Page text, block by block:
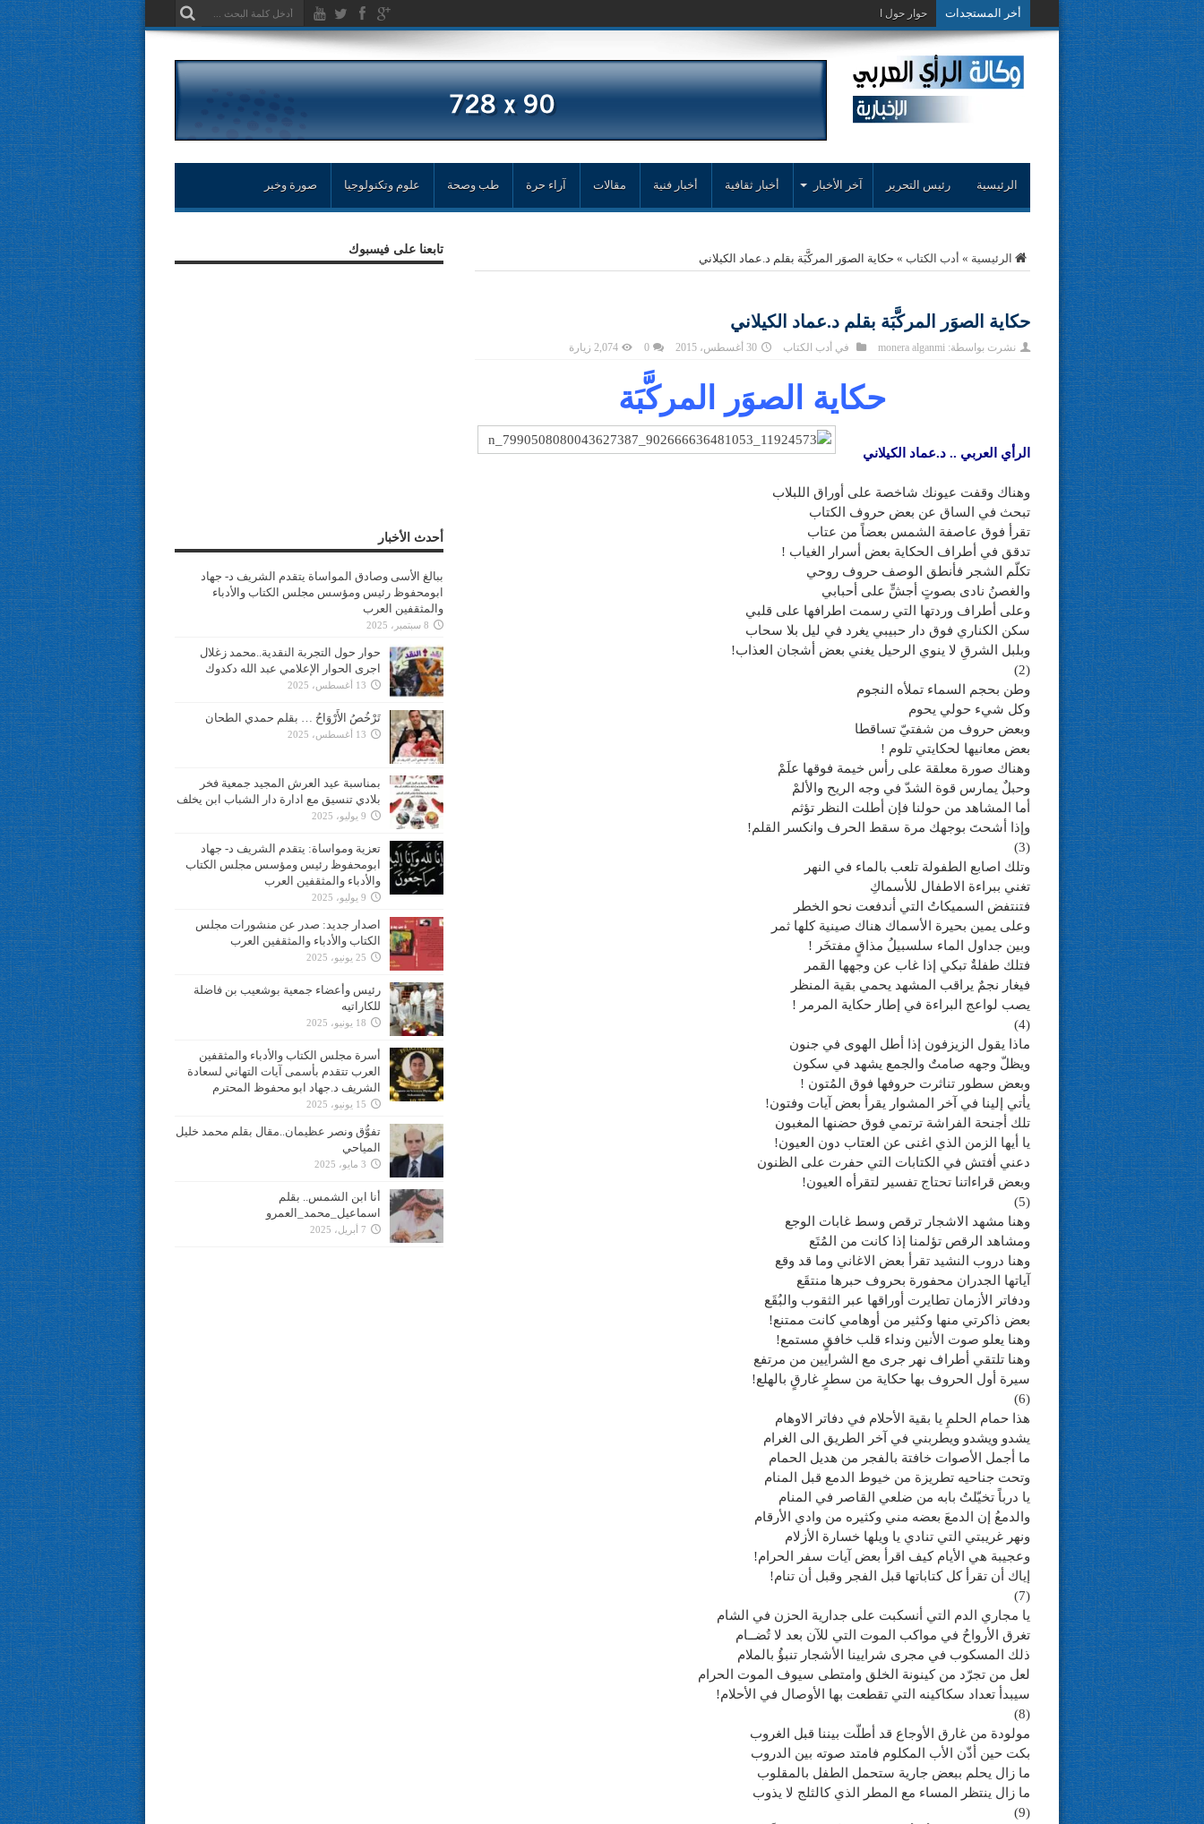
أخر المستجدات حوار حول التجربة النقدية..مح
الرئيسية رئيس التحرير آخر الأخبار أخبار ثقافية أخبار فنية مقالات آراء حرة طب وصحة علوم وتكنولوجيا صورة وخبر
الرئيسية » أدب الكتاب » حكاية الصوَر المركَّبَة بقلم د.عماد الكيلاني
حكاية الصوَر المركَّبَة بقلم د.عماد الكيلاني
نشرت بواسطة:monera alganmi في أدب الكتاب 30 أغسطس، 2015 0 2,074 زيارة
حكاية الصوَر المركَّبَة
الرأي العربي .. د.عماد الكيلاني
وهناك وقفت عيونك شاخصة على أوراق اللبلاب
تبحث في الساق عن بعض حروف الكتاب
تقرأ فوق عاصفة الشمس بعضاً من عتاب
تدقق في أطراف الحكاية بعض أسرار الغياب !
تكلّم الشجر فأنطق الوصف حروف روحي
والغصنُ نادى بصوتٍ أجشٍّ على أحبابي
وعلى أطراف وردتها التي رسمت اطرافها على قلبي
سكن الكناري فوق دار حبيبي يغرد في ليل بلا سحاب
وبلبل الشرقِ لا ينوي الرحيل يغني بعض أشجان العذاب!
(2)
وطن بحجم السماء تملأه النجوم
وكل شيء حولي يحوم
وبعض حروف من شفتيّ تساقطا
بعض معانيها لحكايتي تلوم !
وهناك صورة معلقة على رأس خيمة فوقها علَمْ
وحبلٌ يمارس قوة الشدّ في وجه الريح والألمْ
أما المشاهد من حولنا فإن أطلت النظر تؤثم
وإذا أشحتَ بوجهك مرة سقط الحرف وانكسر القلم!
(3)
وتلك اصابع الطفولة تلعب بالماء في النهر
تغني ببراءة الاطفال للأسماكِ
فتنتفض السميكاتُ التي أندفعت نحو الخطر
وعلى يمين بحيرة الأسماك هناك صينية كلها ثمر
وبين جداول الماء سلسبيلُ مذاقٍ مفتخَر !
فتلك طفلةٌ تبكي إذا غاب عن وجهها القمر
فيغار نجمٌ يراقب المشهد يحمي بقية المنظر
يصب لواعج البراءة في إطار حكاية المرمر !
(4)
ماذا يقول الزيزفون إذا أطل الهوى في جنون
ويظلّ وجهه صامتٌ والجمع يشهد في سكون
وبعض سطور تناثرت حروفها فوق المُتون !
يأتي إلينا في آخر المشوار يقرأ بعض آيات وفتون!
تلك أجنحة الفراشة ترتمي فوق حضنها المغبون
يا أيها الزمن الذي اغنى عن العتاب دون العيون!
دعني أفتش في الكتابات التي حفرت على الظنون
وبعض قراءاتنا تحتاج تفسير لتقرأه العيون!
(5)
وهنا مشهد الاشجار ترقص وسط غابات الوجع
ومشاهد الرقص تؤلمنا إذا كانت من المُتَع
وهنا دروب النشيد تقرأ بعض الاغاني وما قد وقع
آياتها الجدران محفورة بحروف حبرها منتقَع
ودفاتر الأزمان تطايرت أوراقها عبر الثقوب والبُقَع
بعض ذاكرتي منها وكثير من أوهامي كانت ممتنع!
وهنا يعلو صوت الأنين ونداء قلب خافقٍ مستمع!
وهنا تلتقي أطراف نهر جرى مع الشرايين من مرتفع
سيرة أول الحروف بها حكاية من سطرٍ غارقٍ بالهلع!
(6)
هذا حمام الحلمِ يا بقية الأحلام في دفاتر الاوهام
يشدو ويشدو ويطربني في آخر الطريق الى الغرام
ما أجمل الأصوات خافتة بالفجر من هديل الحمام
وتحت جناحيه تطريزة من خيوط الدمع قبل المنام
يا درباً تخيّلتُ بابه من ضلعي القاصر في المنام
والدمعُ إن الدمعَ بعضه مني وكثيره من وادي الأرقام
ونهر غريبتي التي تنادي يا ويلها خسارة الأزلام
وعجيبة هي الأيام كيف اقرأ بعض آيات سفر الحرام!
إياك أن تقرأ كل كتاباتها قبل الفجر وقبل أن تنام!
(7)
يا مجاري الدم التي أنسكبت على جدارية الحزن في الشام
تغرق الأرواحُ في مواكب الموت التي للآن بعد لا تُضــام
ذلك المسكوب في مجرى شرايينا الأشجار تنبؤُ بالملام
لعل من تجرّد من كينونة الخلق وامتطى سيوف الموت الحرام
سيبدأ تعداد سكاكينه التي تقطعت بها الأوصال في الأحلام!
(8)
مولودة من غارق الأوجاع قد أطلّت بيننا قبل الغروب
بكت حين أذّن الأب المكلوم فامتد صوته بين الدروب
ما زال يحلم ببعض جارية ستحمل الطفل بالمقلوب
ما زال ينتظر المساء مع المطر الذي كالثلج لا يذوب
(9)
تابعنا على فيسبوك
أحدث الأخبار
ببالغ الأسى وصادق المواساة يتقدم الشريف د- جهاد
ابومحفوظ رئيس ومؤسس مجلس الكتاب والأدباء
والمثقفين العرب
8 سبتمبر، 2025
حوار حول التجربة النقدية..محمد زغلال
اجرى الحوار الإعلامي عبد الله دكدوك
13 أغسطس، 2025
تَرْخُصُ الأَرْوَاحُ … بقلم حمدي الطحان
13 أغسطس، 2025
بمناسبة عيد العرش المجيد جمعية فخر
بلادي تنسيق مع ادارة دار الشباب ابن يخلف
9 يوليو، 2025
تعزية ومواساة: يتقدم الشريف د- جهاد
ابومحفوظ رئيس ومؤسس مجلس الكتاب
والأدباء والمثقفين العرب
9 يوليو، 2025
اصدار جديد: صدر عن منشورات مجلس
الكتاب والأدباء والمثقفين العرب
25 يونيو، 2025
رئيس وأعضاء جمعية بوشعيب بن فاضلة
للكاراتيه
18 يونيو، 2025
أسرة مجلس الكتاب والأدباء والمثقفين
العرب تتقدم بأسمى آيات التهاني لسعادة
الشريف د.جهاد ابو محفوظ المحترم
15 يونيو، 2025
تفوُّق ونصر عظيمان..مقال بقلم محمد خليل
المياحي
3 مايو، 2025
أنا ابن الشمس.. بقلم
اسماعيل_محمد_العمرو
7 أبريل، 2025